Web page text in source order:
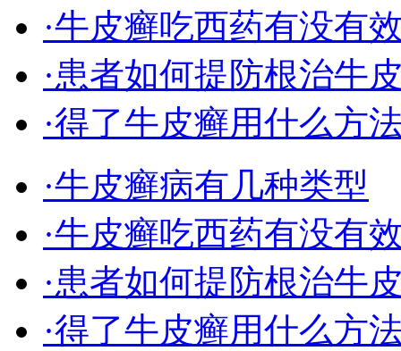
·牛皮癣吃西药有没有
·患者如何提防根治牛
·得了牛皮癣用什么方
·牛皮癣病有几种类型
·牛皮癣吃西药有没有
·患者如何提防根治牛
·得了牛皮癣用什么方